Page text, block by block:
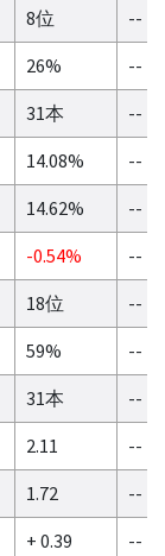
8位
--
26%
--
31本
--
14.08%
--
14.62%
--
-0.54%
--
18位
--
59%
--
31本
--
2.11
--
1.72
--
+ 0.39
--